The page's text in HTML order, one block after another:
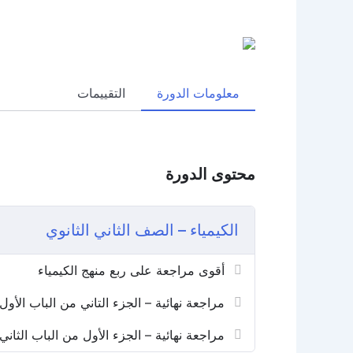
معلومات الدورة التقييمات
محتوى الدورة
الكيمياء – الصف الثاني الثانوي
أقوى مراجعة على ربع منهج الكيمياء
مراجعة نهائية – الجزء التاني من الباب الأول
مراجعة نهائية – الجزء الأول من الباب الثاني